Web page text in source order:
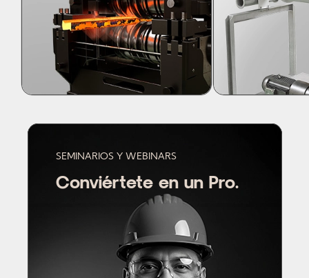
SEMINARIOS Y WEBINARS
Conviértete en un Pro.